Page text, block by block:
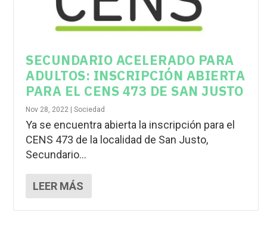
SECUNDARIO ACELERADO PARA
ADULTOS: INSCRIPCIÓN ABIERTA
PARA EL CENS 473 DE SAN JUSTO
Nov 28, 2022 |Sociedad
Ya se encuentra abierta la inscripción para el
CENS 473 de la localidad de San Justo,
Secundario...
LEER MÁS